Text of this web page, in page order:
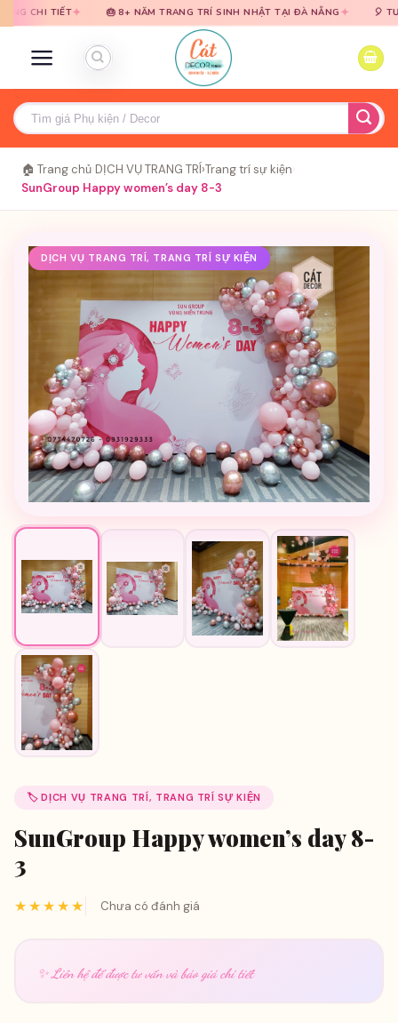
qua
qua
✦ 🎂 8+ NĂM TRANG TRÍ SINH NHẬT TẠI ĐÀ NẴNG✦ 🎈 TƯ VẤN
Tìm
kiếm:
🏠 Trang chủ DỊCH VỤ TRANG TRÍ›Trang trí sự kiện
SunGroup Happy women’s day 8-3
DỊCH VỤ TRANG TRÍ, TRANG TRÍ SỰ KIỆN
🏷️ DỊCH VỤ TRANG TRÍ, TRANG TRÍ SỰ KIỆN
SunGroup Happy women’s day 8-
3
★★★★★ Chưa có đánh giá
✨ Liên hệ để được tư vấn và báo giá chi tiết